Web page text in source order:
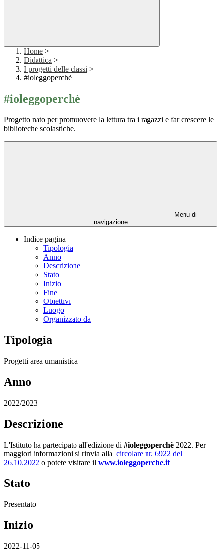
Home >
Didattica >
I progetti delle classi >
#ioleggoperchè
#ioleggoperchè
Progetto nato per promuovere la lettura tra i ragazzi e far crescere le
biblioteche scolastiche.
Menu di
navigazione
Indice pagina
Tipologia
Anno
Descrizione
Stato
Inizio
Fine
Obiettivi
Luogo
Organizzato da
Tipologia
Progetti area umanistica
Anno
2022/2023
Descrizione
L'Istituto ha partecipato all'edizione di #ioleggoperchè 2022. Per
maggiori informazioni si rinvia alla circolare nr. 6922 del
26.10.2022 o potete visitare il www.ioleggoperche.it
Stato
Presentato
Inizio
2022-11-05